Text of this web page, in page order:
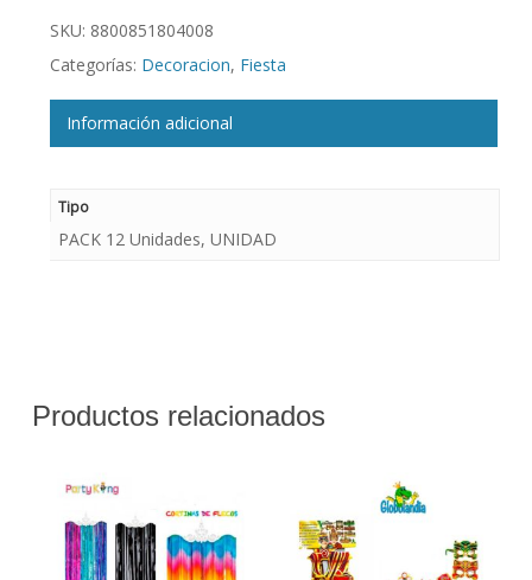
SKU: 8800851804008
Categorías: Decoracion, Fiesta
Información adicional
Tipo
PACK 12 Unidades, UNIDAD
Productos relacionados